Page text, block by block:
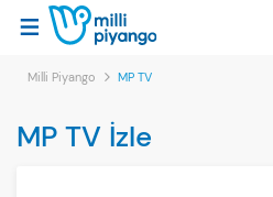
Milli Piyango MP TV
MP TV İzle